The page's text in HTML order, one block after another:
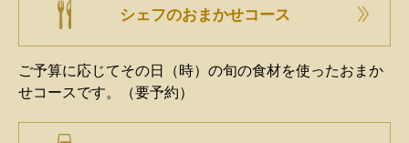
シェフのおまかせコース
ご予算に応じてその日（時）の旬の食材を使ったおまか
せコースです。（要予約）